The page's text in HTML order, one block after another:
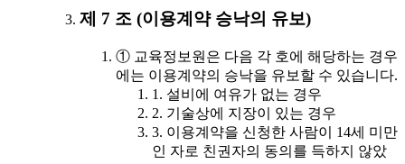
제 7 조 (이용계약 승낙의 유보)
① 교육정보원은 다음 각 호에 해당하는 경우
에는 이용계약의 승낙을 유보할 수 있습니다.
1. 설비에 여유가 없는 경우
2. 기술상에 지장이 있는 경우
3. 이용계약을 신청한 사람이 14세 미만
인 자로 친권자의 동의를 득하지 않았